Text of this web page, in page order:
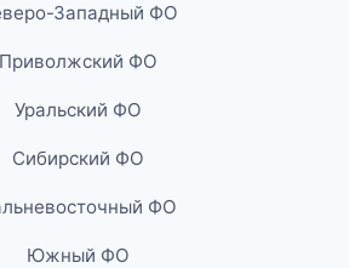
Западный ФО
Приволжский ФО
Уральский ФО
Сибирский ФО
ФО
Южный ФО